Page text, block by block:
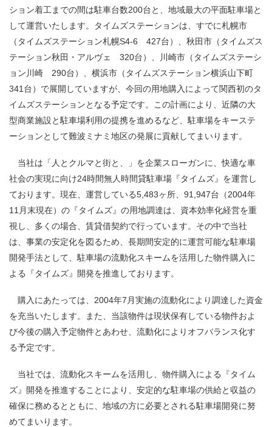
ション着工までの間は駐車台数200台と、地域最大の平面駐車場と
して運営いたします。タイムズステーションは、すでに札幌市
（タイムズステーション札幌S4-6 427台）、秋田市（タイムズス
テーション秋田・アルヴェ 320台）、川崎市（タイムズステーシ
ョン川崎 290台）、横浜市（タイムズステーション横浜山下町
341台）で展開していますが、今回の用地購入によって関西初のタ
イムズステーションとなる予定です。この計画により、近隣の大
型商業施設と駐車場利用の提携を進めるなど、駐車場をキーステ
ーションとして難波ミナミ地区の発展に貢献してまいります。
当社は「人とクルマと街と、」を企業スローガンに、快適な車
社会の実現に向け24時間無人時間貸駐車場『タイムズ』を運営し
ております。現在、運営している5,483ヶ所、91,947台（2004年
11月末現在）の『タイムズ』の用地調達は、資本効率化経営を重
視し、多くの場合、賃貸借契約で行っています。その中で当社
は、事業の安定化を図るため、長期間安定的に運営可能な駐車場
開発手法として、駐車場の流動化スキームを活用した物件購入に
よる『タイムズ』開発を推進しております。
購入にあたっては、2004年7月実施の流動化により調達した資金
を充当いたします。また、当該物件は現状保有している物件およ
び今後の購入予定物件とあわせ、流動化によりオフバランス化す
る予定です。
当社では、流動化スキームを活用し、物件購入による『タイム
ズ』開発を推進することにより、安定的な駐車場の供給と収益の
確保に務めるとともに、地域の方に必要とされる駐車場開発に努
めてまいります。